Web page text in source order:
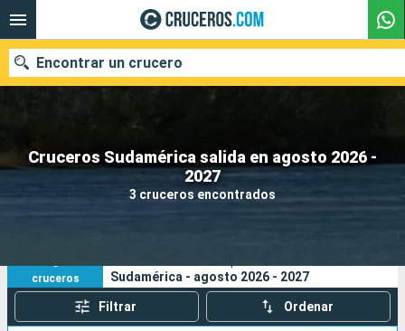
Cruceros Sudamérica salida en agosto 2026 -
2027
3 cruceros encontrados
Encontrar un crucero
Nuestros destinos
Fecha de salida
Buscar
3
cruceros
Sudamérica - agosto 2026 - 2027
Filtrar Ordenar